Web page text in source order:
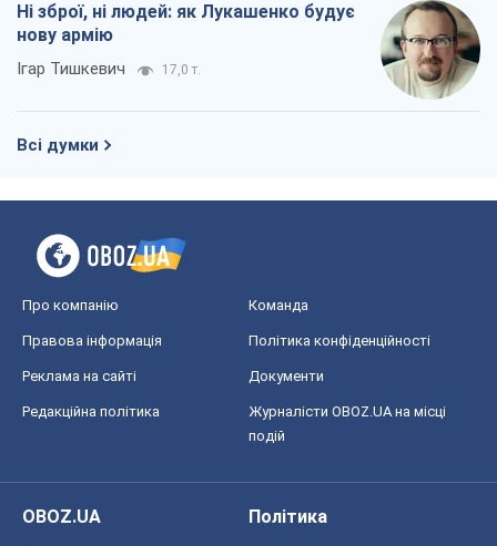
Ні зброї, ні людей: як Лукашенко будує
нову армію
Ігар Тишкевич 17,0 т.
Всі думки
Про компанію Команда
Правова інформація Політика конфіденційності
Реклама на сайті Документи
Редакційна політика
Журналісти OBOZ.UA на місці
подій
OBOZ.UA
Політика